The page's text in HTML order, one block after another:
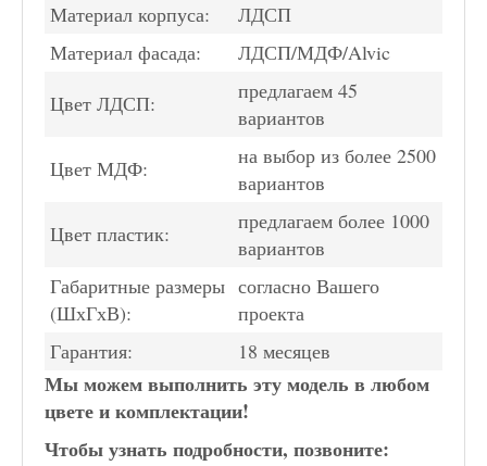
Материал корпуса:
ЛДСП
Материал фасада:
ЛДСП/МДФ/Alvic
Цвет ЛДСП:
предлагаем 45
вариантов
Цвет МДФ:
на выбор из более 2500
вариантов
Цвет пластик:
предлагаем более 1000
вариантов
Габаритные размеры
(ШхГхВ):
согласно Вашего
проекта
Гарантия:
18 месяцев
Мы можем выполнить эту модель в любом
цвете и комплектации!
Чтобы узнать подробности, позвоните: